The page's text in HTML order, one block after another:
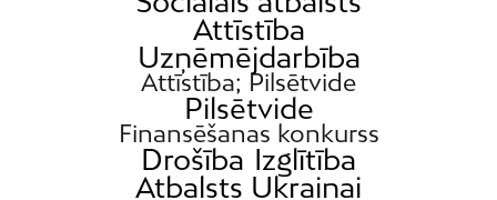
Attīstība
Uzņēmējdarbība
Attīstība; Pilsētvide
Pilsētvide
Finansēšanas konkurss
Drošība Izglītība
Atbalsts Ukrainai